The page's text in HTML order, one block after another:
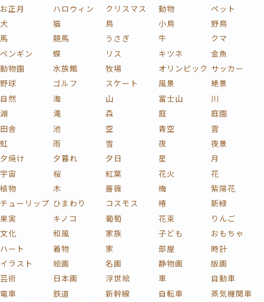
お正月
ハロウィン クリスマス 動物
ペット
犬
猫 鳥 小鳥
野鳥
馬
競馬 うさぎ 牛
クマ
ペンギン
蝶 リス キツネ
金魚
動物園
水族館 牧場 オリンピック サッカー
野球
ゴルフ スケート 風景
絶景
自然
海 山 富士山
川
湖
滝 森 庭
庭園
田舎
池 空 青空
雲
虹
雨 雪 夜
夜景
夕焼け
夕暮れ 夕日 星
月
宇宙
桜 紅葉 花火
花
植物
木 薔薇 梅
紫陽花
チューリップ ひまわり コスモス 椿
新緑
果実
キノコ 葡萄 花束
りんご
文化
和風 家族 子ども
おもちゃ
ハート
着物 家 部屋
時計
イラスト
絵画 名画 静物画
版画
芸術
日本画 浮世絵 車
自動車
電車
鉄道 新幹線 自転車
蒸気機関車